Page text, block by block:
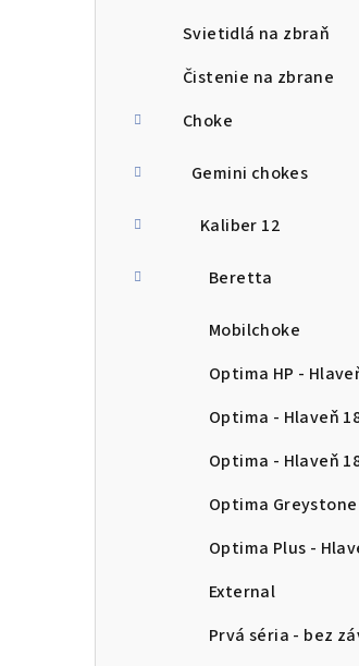
Svietidlá na zbraň
Čistenie na zbrane
Choke
Gemini chokes
Kaliber 12
Beretta
Mobilchoke
Optima HP -
Optima - Hlaveň
Optima - Hlaveň
Optima
Optima Plus -
External
Prvá séria - bez